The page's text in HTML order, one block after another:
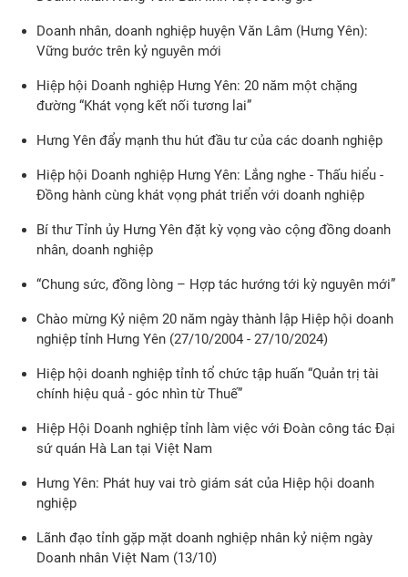
Doanh nhân, doanh nghiệp huyện Văn Lâm (Hưng Yên):
Vững bước trên kỷ nguyên mới
Hiệp hội Doanh nghiệp Hưng Yên: 20 năm một chặng
đường “Khát vọng kết nối tương lai”
Hưng Yên đẩy mạnh thu hút đầu tư của các doanh nghiệp
Hiệp hội Doanh nghiệp Hưng Yên: Lắng nghe - Thấu hiểu -
Đồng hành cùng khát vọng phát triển với doanh nghiệp
Bí thư Tỉnh ủy Hưng Yên đặt kỳ vọng vào cộng đồng doanh
nhân, doanh nghiệp
“Chung sức, đồng lòng – Hợp tác hướng tới kỳ nguyên mới”
Chào mừng Kỷ niệm 20 năm ngày thành lập Hiệp hội doanh
nghiệp tỉnh Hưng Yên (27/10/2004 - 27/10/2024)
Hiệp hội doanh nghiệp tỉnh tổ chức tập huấn “Quản trị tài
chính hiệu quả - góc nhìn từ Thuế”
Hiệp Hội Doanh nghiệp tỉnh làm việc với Đoàn công tác Đại
sứ quán Hà Lan tại Việt Nam
Hưng Yên: Phát huy vai trò giám sát của Hiệp hội doanh
nghiệp
Lãnh đạo tỉnh gặp mặt doanh nghiệp nhân kỷ niệm ngày
Doanh nhân Việt Nam (13/10)